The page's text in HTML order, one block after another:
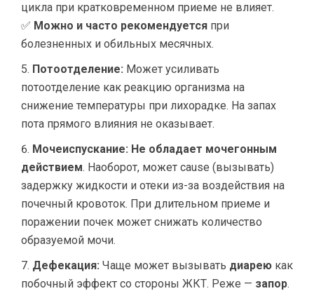
цикла при кратковременном приеме не влияет.
✅ Можно и часто рекомендуется при
болезненных и обильных месячных.
Потоотделение: Может усиливать
потоотделение как реакцию организма на
снижение температуры при лихорадке. На запах
пота прямого влияния не оказывает.
Мочеиспускание: Не обладает мочегонным
действием. Наоборот, может cause (вызывать)
задержку жидкости и отеки из-за воздействия на
почечный кровоток. При длительном приеме и
поражении почек может снижать количество
образуемой мочи.
Дефекация: Чаще может вызывать диарею как
побочный эффект со стороны ЖКТ. Реже — запор.